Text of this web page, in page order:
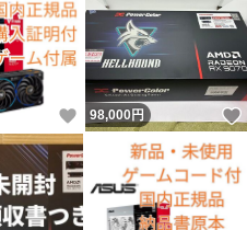
いいね！
98,000円